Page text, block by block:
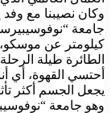
وكان نصيبنا مع
كيلومتر عن موسكو،
الطائرة طيلة
أحتسي القهوة، أي
يجعل الجسم أكثر
وهو جامعة